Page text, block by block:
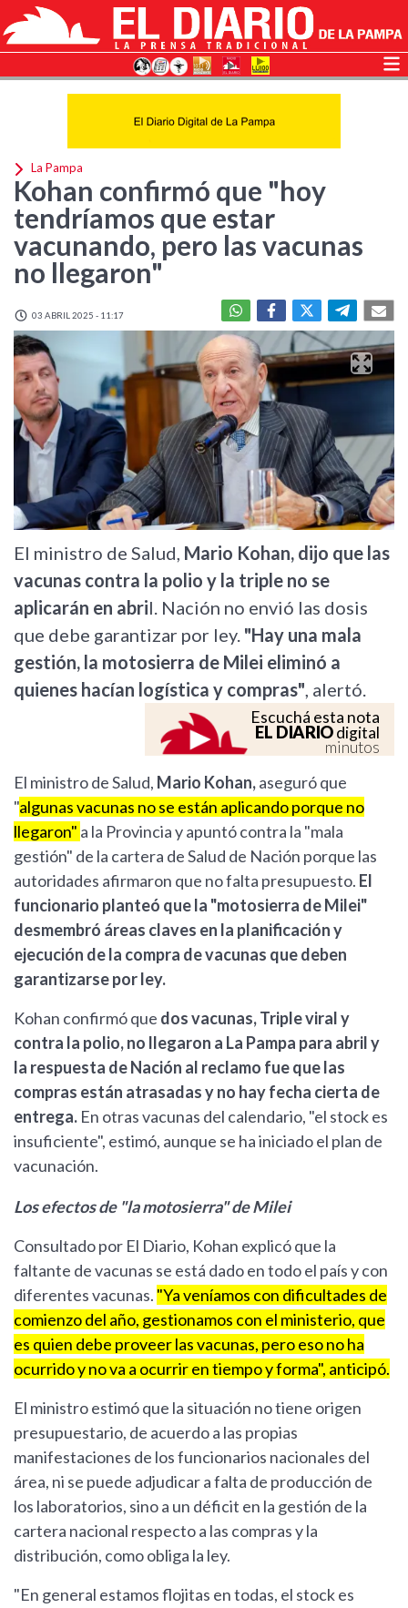
La Pampa
Kohan confirmó que "hoy
tendríamos que estar
vacunando, pero las vacunas
no llegaron"
03 ABRIL 2025 - 11:17
El ministro de Salud, Mario Kohan, dijo que las
vacunas contra la polio y la triple no se
aplicarán en abril. Nación no envió las dosis
que debe garantizar por ley. "Hay una mala
gestión, la motosierra de Milei eliminó a
quienes hacían logística y compras", alertó.
Escuchá esta nota
EL DIARIOdigital
minutos
El ministro de Salud, Mario Kohan,aseguró que
"algunas vacunas no se están aplicando porque no
llegaron" a la Provincia y apuntó contra la "mala
gestión" de la cartera de Salud de Nación porque las
autoridades afirmaron que no falta presupuesto. El
funcionario planteó que la "motosierra de Milei"
desmembró áreas claves en la planificación y
ejecución de la compra de vacunas que deben
garantizarse por ley.
Kohan confirmó que dos vacunas, Triple viral y
contra la polio, no llegaron a La Pampa para abril y
la respuesta de Nación al reclamo fue que las
compras están atrasadas y no hay fecha cierta de
entrega. En otras vacunas del calendario, "el stock es
insuficiente", estimó, aunque se ha iniciado el plan de
vacunación.
Los efectos de "la motosierra" de Milei
Consultado por El Diario, Kohan explicó que la
faltante de vacunas se está dado en todo el país y con
diferentes vacunas. "Ya veníamos con dificultades de
comienzo del año, gestionamos con el ministerio, que
es quien debe proveer las vacunas, pero eso no ha
ocurrido y no va a ocurrir en tiempo y forma", anticipó.
El ministro estimó que la situación no tiene origen
presupuestario, de acuerdo a las propias
manifestaciones de los funcionarios nacionales del
área, ni se puede adjudicar a falta de producción de
los laboratorios, sino a un déficit en la gestión de la
cartera nacional respecto a las compras y la
distribución, como obliga la ley.
"En general estamos flojitas en todas, el stock es